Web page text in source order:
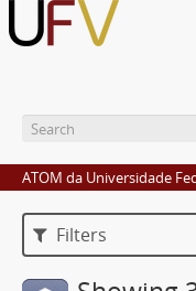
ATOM da Universidade
Filters